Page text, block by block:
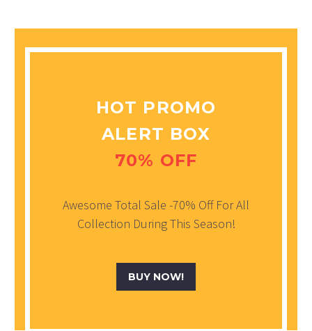
HOT PROMO
ALERT BOX
70% OFF
Awesome Total Sale -70% Off For All
Collection During This Season!
BUY NOW!